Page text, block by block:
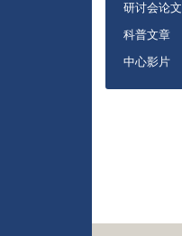
研讨会论文
科普文章
中心影片